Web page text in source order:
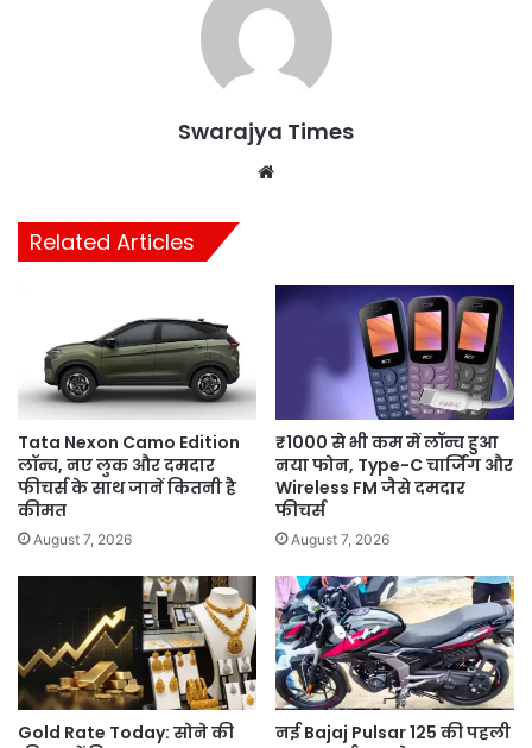
Swarajya Times
Related Articles
Tata Nexon Camo Edition
लॉन्च, नए लुक और दमदार
फीचर्स के साथ जानें कितनी है
कीमत
August 7, 2026
₹1000 से भी कम में लॉन्च हुआ
नया फोन, Type-C चार्जिंग और
Wireless FM जैसे दमदार
फीचर्स
August 7, 2026
Gold Rate Today: सोने की
नई Bajaj Pulsar 125 की पहली